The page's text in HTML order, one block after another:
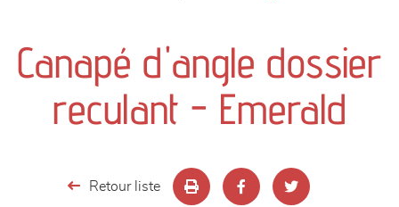
séjours
meubles de complément
Canapé d'angle dossier
reculant - Emerald
Retour liste